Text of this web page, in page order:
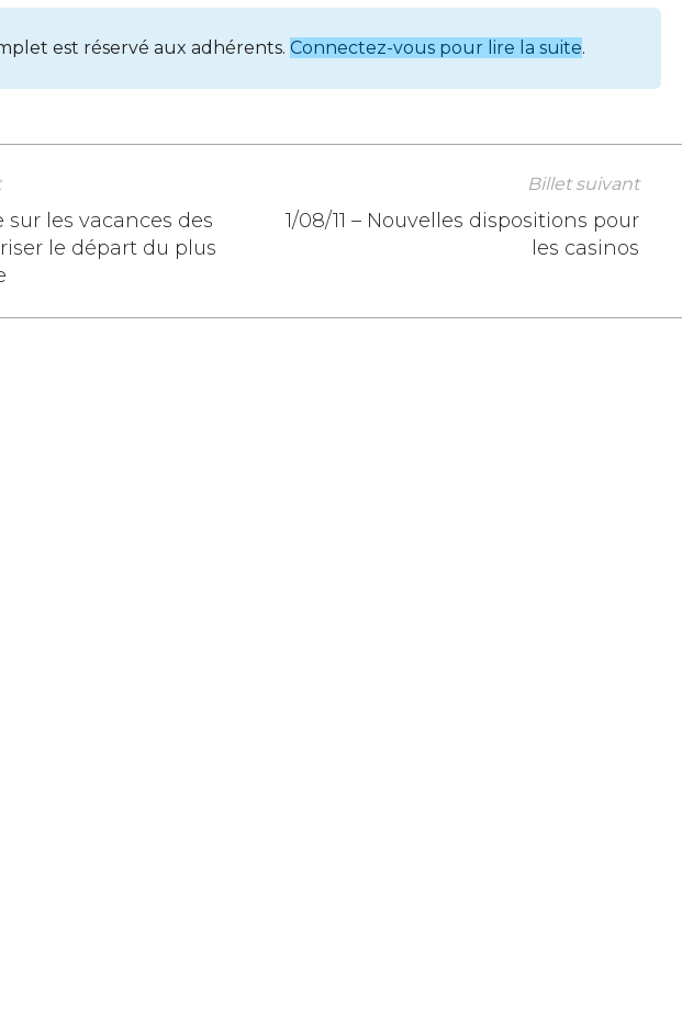
est réservé aux adhérents. Connectez-vous pour lire la suite.
sur les vacances des
le départ du plus
Billet suivant
1/08/11 – Nouvelles dispositions pour
les casinos